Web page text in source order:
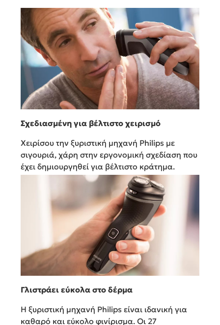
Σχεδιασμένη για βέλτιστο χειρισμό
Χειρίσου την ξυριστική μηχανή Philips με
σιγουριά, χάρη στην εργονομική σχεδίαση που
έχει δημιουργηθεί για βέλτιστο κράτημα.
Γλιστράει εύκολα στο δέρμα
Η ξυριστική μηχανή Philips είναι ιδανική για
καθαρό και εύκολο φινίρισμα. Οι 27